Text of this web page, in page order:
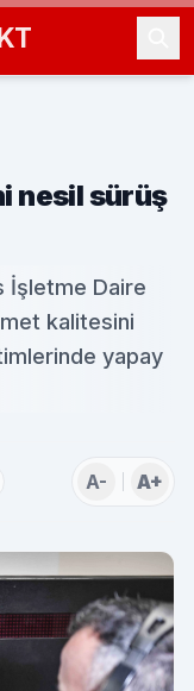
nesil sürüş
İşletme Daire
kalitesini
yapay
A- A+